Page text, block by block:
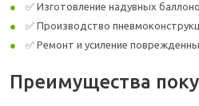
✅ Изготовление надувных
✅ Производство
✅ Ремонт и усиление
Преимущества